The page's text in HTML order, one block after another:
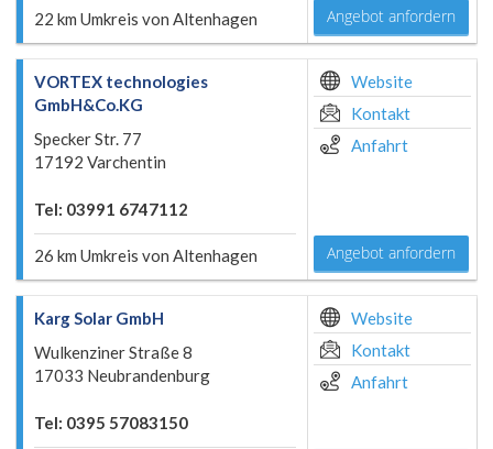
22 km Umkreis von Altenhagen Angebot anfordern
VORTEX technologies
GmbH&Co.KG
Specker Str. 77
17192 Varchentin
Tel: 03991 6747112
26 km Umkreis von Altenhagen
Website
Kontakt
Anfahrt
Angebot anfordern
Karg Solar GmbH
Wulkenziner Straße 8
17033 Neubrandenburg
Tel: 0395 57083150
Website
Kontakt
Anfahrt